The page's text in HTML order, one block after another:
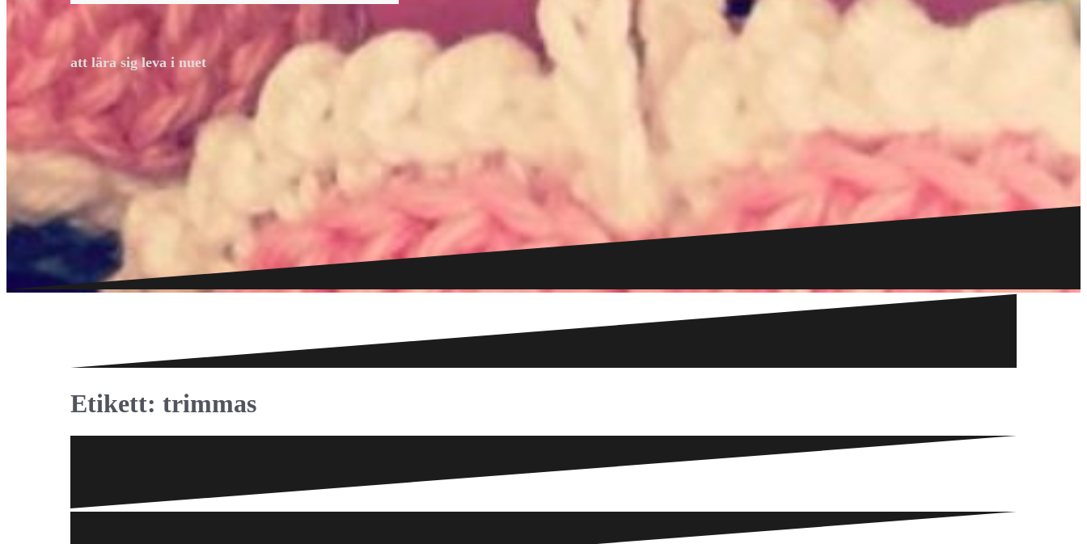
att lära sig leva i nuet
Etikett: trimmas